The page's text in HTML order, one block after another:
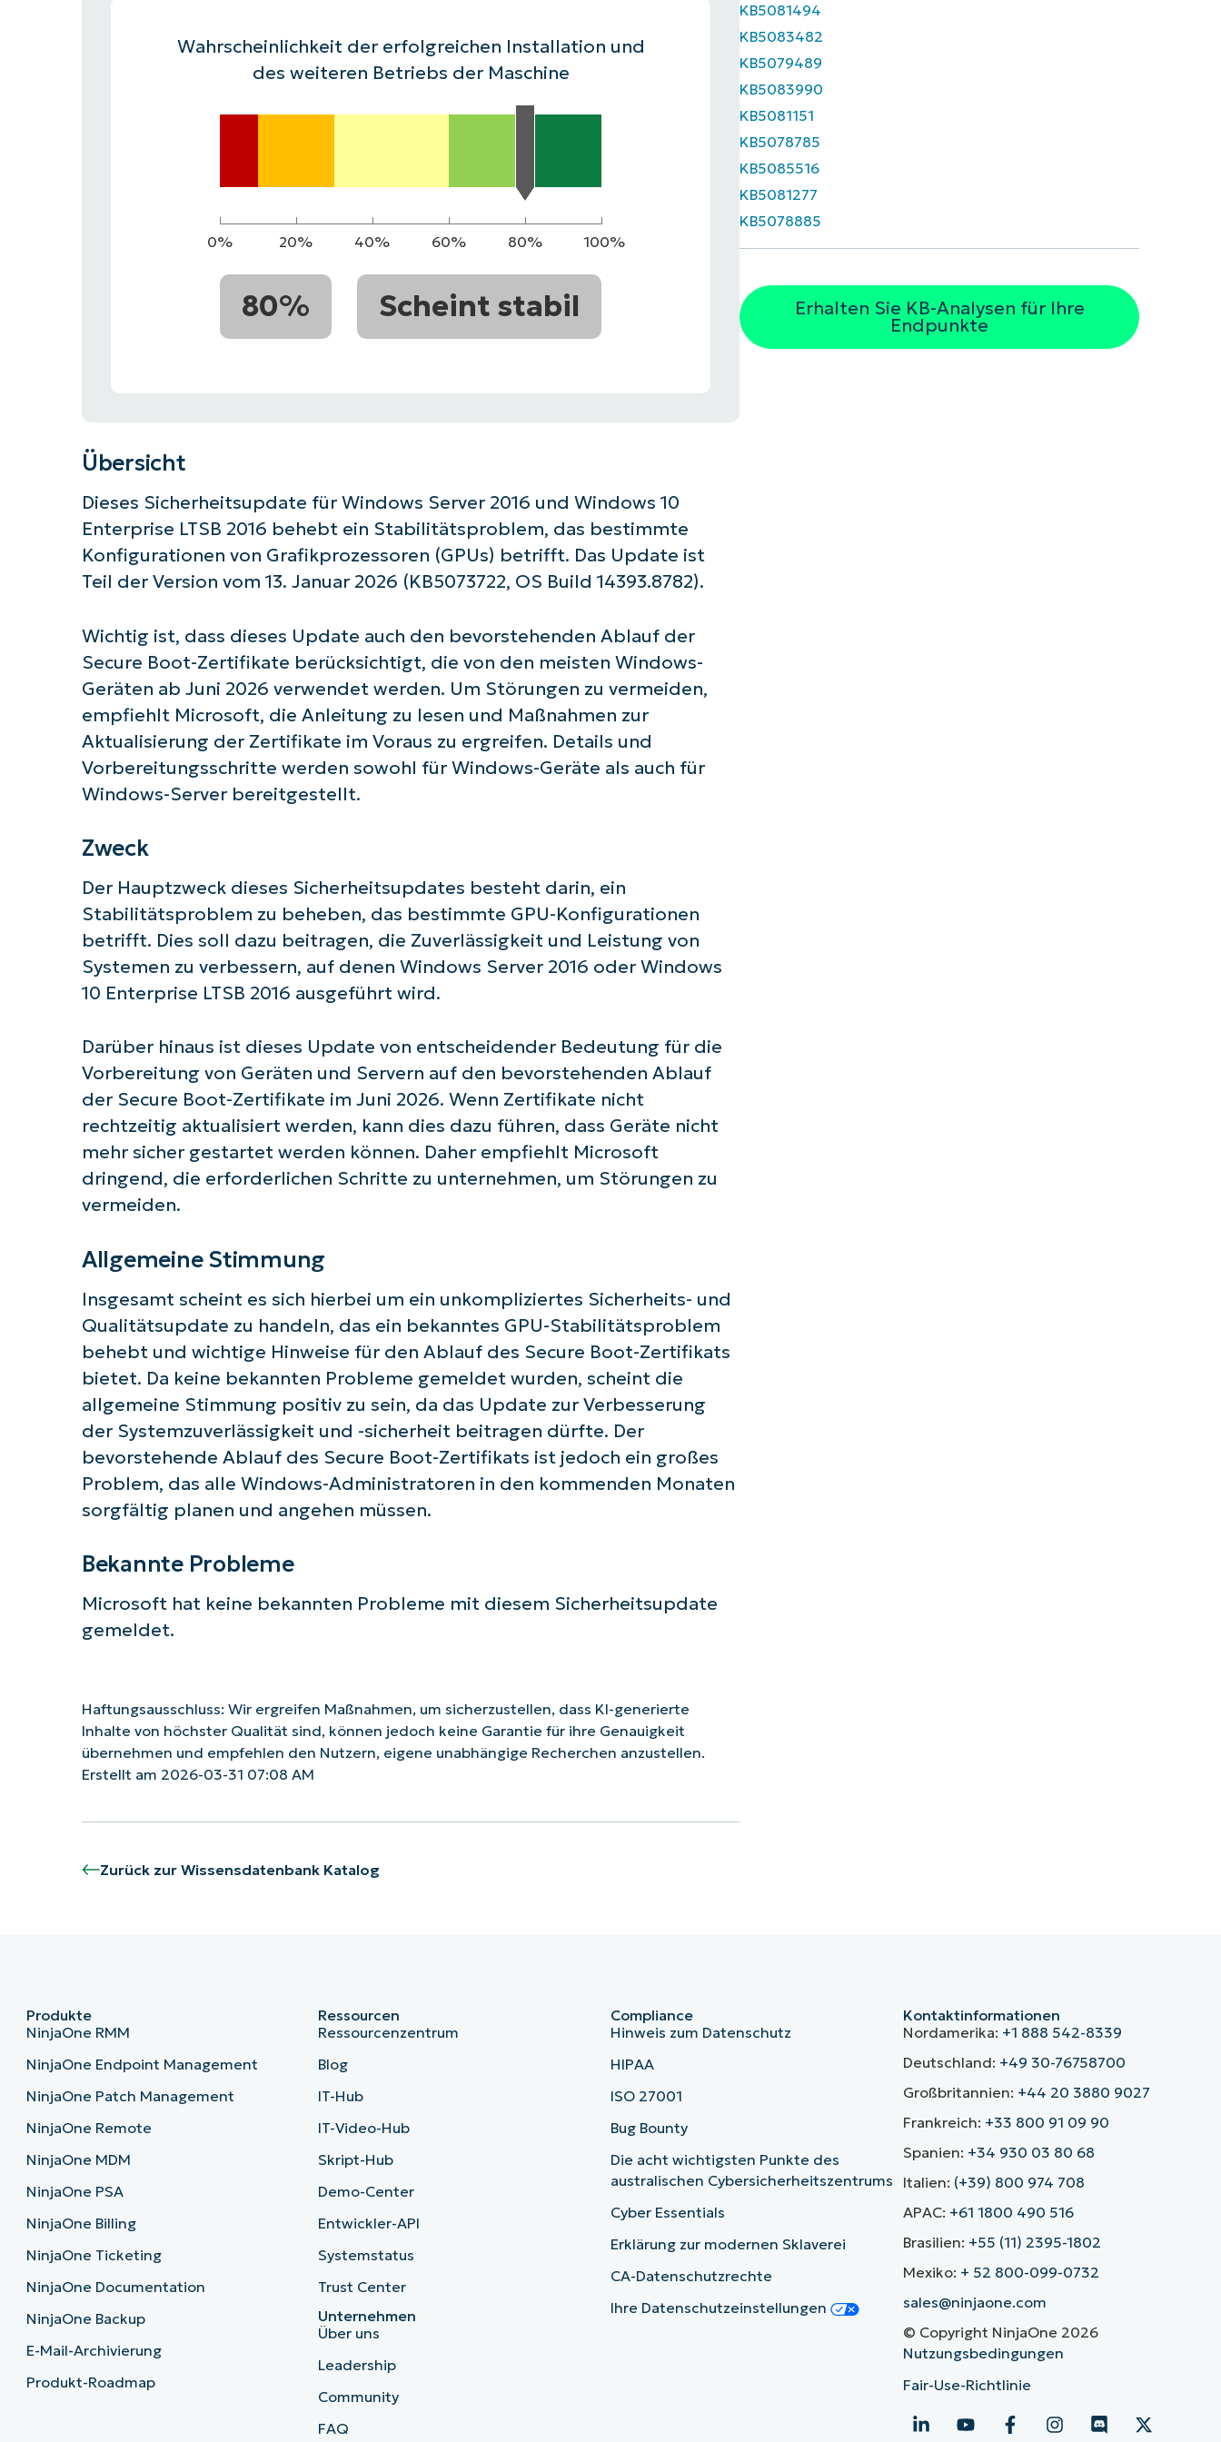
VERTRIEB KONTAKTIEREN PRODUKTVORSTELLUNG ANSEHEN
PRODUKT-
VERTRIEB KONTAKTIEREN PRODUKTVORSTELLUNG ANSEHEN
VERTRIEB KONTAKTIEREN PRODUKTVORSTELLUNG ANSEHEN
Wahrscheinlichkeit der erfolgreichen Installation und
des weiteren Betriebs der Maschine
0% 20% 40% 60% 80% 100%
80% Scheint stabil
Übersicht
Dieses Sicherheitsupdate für Windows Server 2016 und Windows 10
Enterprise LTSB 2016 behebt ein Stabilitätsproblem, das bestimmte
Konfigurationen von Grafikprozessoren (GPUs) betrifft. Das Update ist
Teil der Version vom 13. Januar 2026 (KB5073722, OS Build 14393.8782).
Wichtig ist, dass dieses Update auch den bevorstehenden Ablauf der
Secure Boot-Zertifikate berücksichtigt, die von den meisten Windows-
Geräten ab Juni 2026 verwendet werden. Um Störungen zu vermeiden,
empfiehlt Microsoft, die Anleitung zu lesen und Maßnahmen zur
Aktualisierung der Zertifikate im Voraus zu ergreifen. Details und
Vorbereitungsschritte werden sowohl für Windows-Geräte als auch für
Windows-Server bereitgestellt.
Zweck
Der Hauptzweck dieses Sicherheitsupdates besteht darin, ein
Stabilitätsproblem zu beheben, das bestimmte GPU-Konfigurationen
betrifft. Dies soll dazu beitragen, die Zuverlässigkeit und Leistung von
Systemen zu verbessern, auf denen Windows Server 2016 oder Windows
10 Enterprise LTSB 2016 ausgeführt wird.
Darüber hinaus ist dieses Update von entscheidender Bedeutung für die
Vorbereitung von Geräten und Servern auf den bevorstehenden Ablauf
der Secure Boot-Zertifikate im Juni 2026. Wenn Zertifikate nicht
rechtzeitig aktualisiert werden, kann dies dazu führen, dass Geräte nicht
mehr sicher gestartet werden können. Daher empfiehlt Microsoft
dringend, die erforderlichen Schritte zu unternehmen, um Störungen zu
vermeiden.
Allgemeine Stimmung
Insgesamt scheint es sich hierbei um ein unkompliziertes Sicherheits- und
Qualitätsupdate zu handeln, das ein bekanntes GPU-Stabilitätsproblem
behebt und wichtige Hinweise für den Ablauf des Secure Boot-Zertifikats
bietet. Da keine bekannten Probleme gemeldet wurden, scheint die
allgemeine Stimmung positiv zu sein, da das Update zur Verbesserung
der Systemzuverlässigkeit und -sicherheit beitragen dürfte. Der
bevorstehende Ablauf des Secure Boot-Zertifikats ist jedoch ein großes
Problem, das alle Windows-Administratoren in den kommenden Monaten
sorgfältig planen und angehen müssen.
Bekannte Probleme
Microsoft hat keine bekannten Probleme mit diesem Sicherheitsupdate
gemeldet.
Haftungsausschluss: Wir ergreifen Maßnahmen, um sicherzustellen, dass KI-generierte
Inhalte von höchster Qualität sind, können jedoch keine Garantie für ihre Genauigkeit
übernehmen und empfehlen den Nutzern, eigene unabhängige Recherchen anzustellen.
Erstellt am 2026-03-31 07:08 AM
Zurück zur Wissensdatenbank Katalog
KB5081494
KB5083482
KB5079489
KB5083990
KB5081151
KB5078785
KB5085516
KB5081277
KB5078885
Erhalten Sie KB-Analysen für Ihre
Endpunkte
Starten Sie mit NinjaOne AI-gesteuerten KB-Analysen!
last
name*
Business
email*
Phone
number*
Land
Produkte
NinjaOne RMM
NinjaOne Endpoint Management
NinjaOne Patch Management
NinjaOne Remote
NinjaOne MDM
NinjaOne PSA
NinjaOne Billing
NinjaOne Ticketing
NinjaOne Documentation
NinjaOne Backup
E-Mail-Archivierung
Produkt-Roadmap
Ressourcen
Ressourcenzentrum
Blog
IT-Hub
IT-Video-Hub
Skript-Hub
Demo-Center
Entwickler-API
Systemstatus
Trust Center
Unternehmen
Über uns
Leadership
Community
FAQ
Compliance
Hinweis zum Datenschutz
HIPAA
ISO 27001
Bug Bounty
Die acht wichtigsten Punkte des
australischen Cybersicherheitszentrums
Cyber Essentials
Erklärung zur modernen Sklaverei
CA-Datenschutzrechte
Ihre Datenschutzeinstellungen
Kontaktinformationen
Nordamerika: +1 888 542-8339
Deutschland: +49 30-76758700
Großbritannien: +44 20 3880 9027
Frankreich: +33 800 91 09 90
Spanien: +34 930 03 80 68
Italien: (+39) 800 974 708
APAC: +61 1800 490 516
Brasilien: +55 (11) 2395-1802
Mexiko: + 52 800-099-0732
sales@ninjaone.com
© Copyright NinjaOne 2026
Nutzungsbedingungen
Fair-Use-Richtlinie